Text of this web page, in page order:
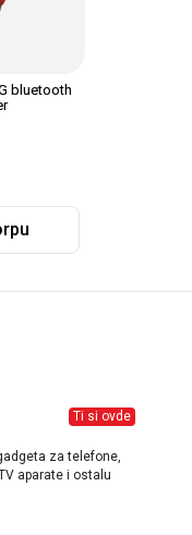
bluetooth
Ti si ovde
za telefone,
aparate i ostalu